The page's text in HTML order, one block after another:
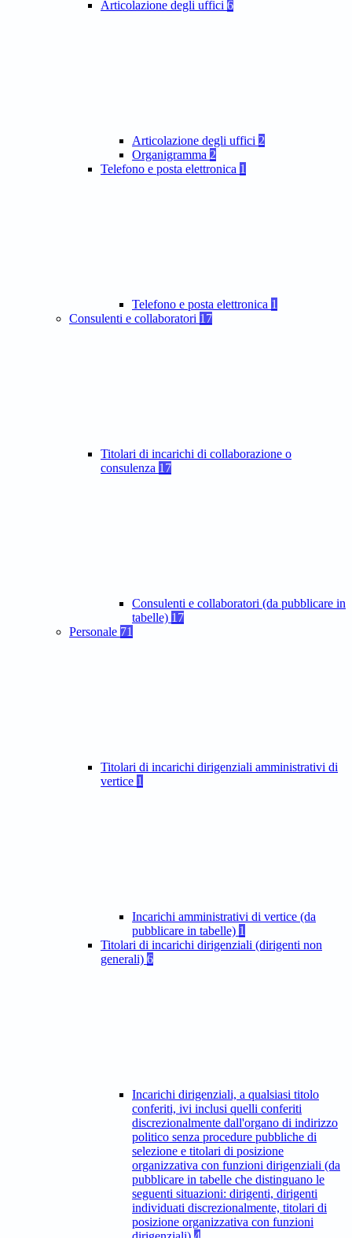
Articolazione degli uffici 6
Articolazione degli uffici 2
Organigramma 2
Telefono e posta elettronica 1
Telefono e posta elettronica 1
Consulenti e collaboratori 17
Titolari di incarichi di collaborazione o
consulenza 17
Consulenti e collaboratori (da pubblicare in
tabelle) 17
Personale 71
Titolari di incarichi dirigenziali amministrativi di
vertice 1
Incarichi amministrativi di vertice (da
pubblicare in tabelle) 1
Titolari di incarichi dirigenziali (dirigenti non
generali) 6
Incarichi dirigenziali, a qualsiasi titolo
conferiti, ivi inclusi quelli conferiti
discrezionalmente dall'organo di indirizzo
politico senza procedure pubbliche di
selezione e titolari di posizione
organizzativa con funzioni dirigenziali (da
pubblicare in tabelle che distinguano le
seguenti situazioni: dirigenti, dirigenti
individuati discrezionalmente, titolari di
posizione organizzativa con funzioni